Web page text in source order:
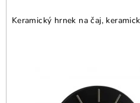
Keramický hrnek na čaj,